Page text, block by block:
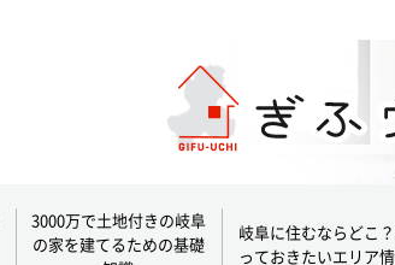
3000万で土地付きの岐阜
の家を建てるための基礎
岐阜に住むならどこ
っておきたいエリア